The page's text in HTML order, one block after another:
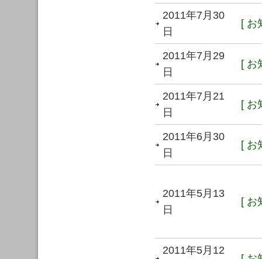
2011年7月30
日
[ お
2011年7月29
日
[ お
2011年7月21
日
[ お
2011年6月30
日
[ お
2011年5月13
日
[ お
2011年5月12